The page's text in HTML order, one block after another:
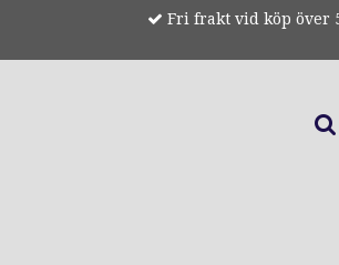
Fri frakt vid köp över